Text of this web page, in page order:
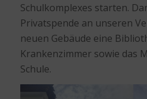
Schulkomplexes starten.
Privatspende an unseren
neuen Gebäude eine
Krankenzimmer sowie das
Schule.